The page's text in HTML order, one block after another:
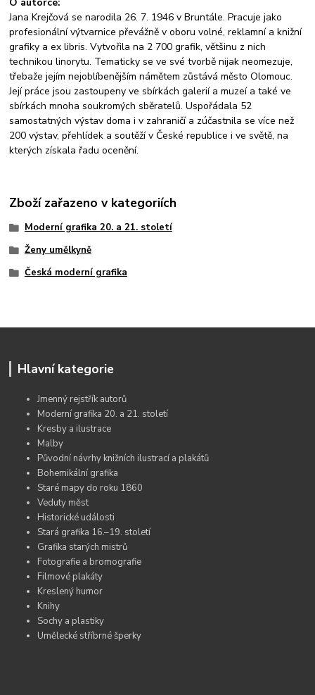
O autorce:
Jana Krejčová se narodila 26. 7. 1946 v Bruntále. Pracuje jako
profesionální výtvarnice převážně v oboru volné, reklamní a knižní
grafiky a ex libris. Vytvořila na 2 700 grafik, většinu z nich
technikou linorytu. Tematicky se ve své tvorbě nijak neomezuje,
třebaže jejím nejoblíbenějším námětem zůstává město Olomouc.
Její práce jsou zastoupeny ve sbírkách galerií a muzeí a také ve
sbírkách mnoha soukromých sběratelů. Uspořádala 52
samostatných výstav doma i v zahraničí a zúčastnila se více než
200 výstav, přehlídek a soutěží v České republice i ve světě, na
kterých získala řadu ocenění.
Zboží zařazeno v kategoriích
Moderní grafika 20. a 21. století
Ženy umělkyně
Česká moderní grafika
Hlavní kategorie
Jmenný rejstřík autorů
Moderní grafika 20. a 21. století
Kresby a ilustrace
Malby
Původní návrhy knižních ilustrací a plakátů
Bohemikální grafika
Staré mapy do roku 1860
Veduty měst
Historické události
Stará grafika 16.–19. století
Grafika starých mistrů
Fotografie a bromografie
Filmové plakáty
Kreslený humor
Knihy
Sochy a plastiky
Umělecké stříbrné šperky